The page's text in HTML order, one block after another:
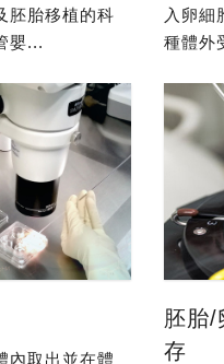
胚胎移植的科
嬰...
入卵細
種體外
內取出並在體
胚胎/
存